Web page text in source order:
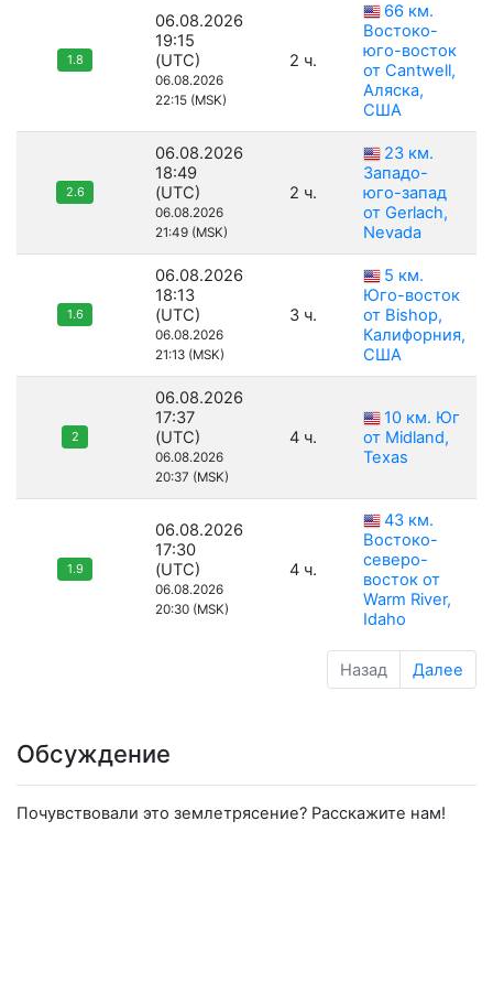
1.8
06.08.2026
19:15
(UTC)
06.08.2026
22:15 (MSK)
2 ч.
66 км.
Востоко-
юго-восток
от Cantwell,
Аляска,
США
2.6
06.08.2026
18:49
(UTC)
06.08.2026
21:49 (MSK)
2 ч.
23 км.
Западо-
юго-запад
от Gerlach,
Nevada
1.6
06.08.2026
18:13
(UTC)
06.08.2026
21:13 (MSK)
3 ч.
5 км.
Юго-восток
от Bishop,
Калифорния,
США
2
06.08.2026
17:37
(UTC)
06.08.2026
20:37 (MSK)
4 ч.
10 км. Юг
от Midland,
Texas
1.9
06.08.2026
17:30
(UTC)
06.08.2026
20:30 (MSK)
4 ч.
43 км.
Востоко-
северо-
восток от
Warm River,
Idaho
Назад Далее
Обсуждение
Почувствовали это землетрясение? Расскажите нам!